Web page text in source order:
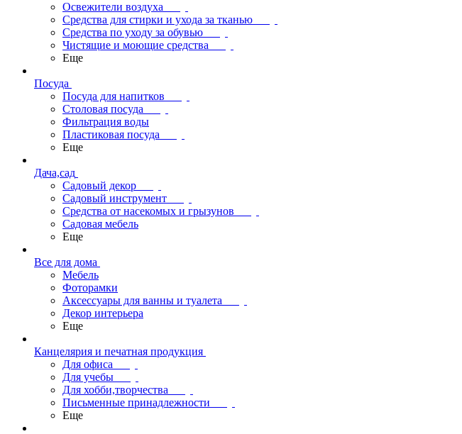
Освежители воздуха
Средства для стирки и ухода за тканью
Средства по уходу за обувью
Чистящие и моющие средства
Еще
Посуда
Посуда для напитков
Столовая посуда
Фильтрация воды
Пластиковая посуда
Еще
Дача,сад
Садовый декор
Садовый инструмент
Средства от насекомых и грызунов
Садовая мебель
Еще
Все для дома
Мебель
Фоторамки
Аксессуары для ванны и туалета
Декор интерьера
Еще
Канцелярия и печатная продукция
Для офиса
Для учебы
Для хобби,творчества
Письменные принадлежности
Еще